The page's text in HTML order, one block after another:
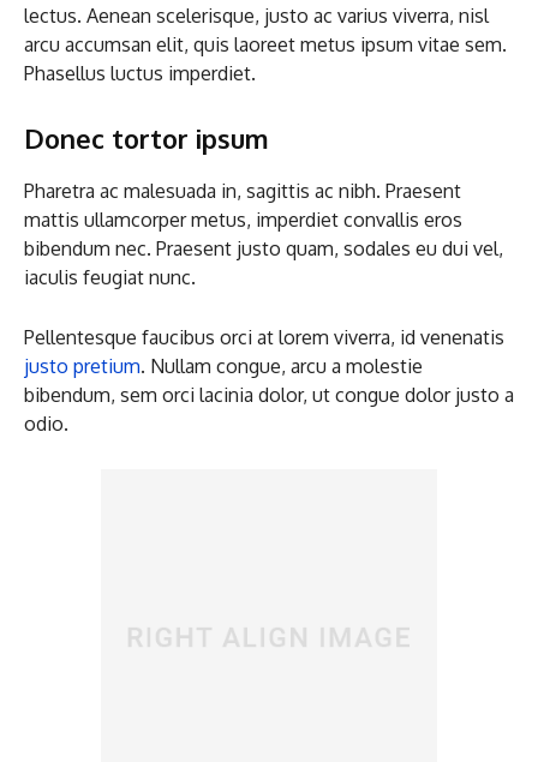
lectus. Aenean scelerisque, justo ac varius viverra, nisl
arcu accumsan elit, quis laoreet metus ipsum vitae sem.
Phasellus luctus imperdiet.
Donec tortor ipsum
Pharetra ac malesuada in, sagittis ac nibh. Praesent
mattis ullamcorper metus, imperdiet convallis eros
bibendum nec. Praesent justo quam, sodales eu dui vel,
iaculis feugiat nunc.
Pellentesque faucibus orci at lorem viverra, id venenatis
justo pretium. Nullam congue, arcu a molestie
bibendum, sem orci lacinia dolor, ut congue dolor justo a
odio.